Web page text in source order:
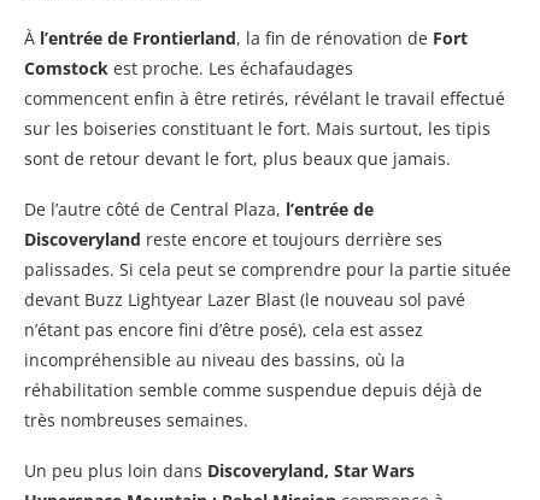
À l’entrée de Frontierland, la fin de rénovation de Fort
Comstock est proche. Les échafaudages
commencent enfin à être retirés, révélant le travail effectué
sur les boiseries constituant le fort. Mais surtout, les tipis
sont de retour devant le fort, plus beaux que jamais.
De l’autre côté de Central Plaza, l’entrée de
Discoveryland reste encore et toujours derrière ses
palissades. Si cela peut se comprendre pour la partie située
devant Buzz Lightyear Lazer Blast (le nouveau sol pavé
n’étant pas encore fini d’être posé), cela est assez
incompréhensible au niveau des bassins, où la
réhabilitation semble comme suspendue depuis déjà de
très nombreuses semaines.
Un peu plus loin dans Discoveryland, Star Wars